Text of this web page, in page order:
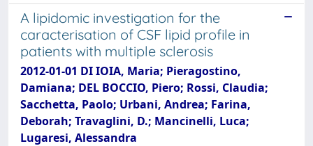
A lipidomic investigation for the
caracterisation of CSF lipid profile in
patients with multiple sclerosis
2012-01-01 DI IOIA, Maria; Pieragostino,
Damiana; DEL BOCCIO, Piero; Rossi, Claudia;
Sacchetta, Paolo; Urbani, Andrea; Farina,
Deborah; Travaglini, D.; Mancinelli, Luca;
Lugaresi, Alessandra